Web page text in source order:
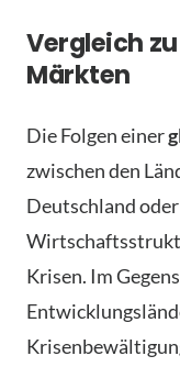
Vergleich
Märkten
Die Folgen einer
zwischen den
Deutschland
Krisen. Im